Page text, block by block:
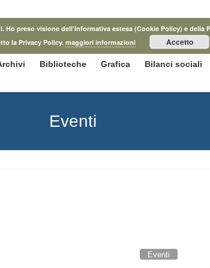
Biblioteche Grafica Bilanci sociali
Eventi
Eventi
preso visione dell'Informativa estesa (Cookie Policy) e della
la Privacy Policy.maggiori informazioni Accetto